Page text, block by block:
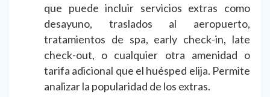
que puede incluir servicios extras como
desayuno, traslados al aeropuerto,
tratamientos de spa, early check-in, late
check-out, o cualquier otra amenidad o
tarifa adicional que el huésped elija. Permite
analizar la popularidad de los extras.